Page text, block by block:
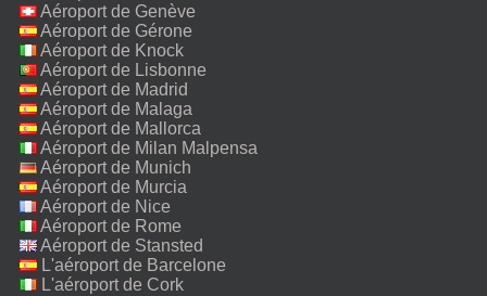
Aéroport de Genève
Aéroport de Gérone
Aéroport de Knock
Aéroport de Lisbonne
Aéroport de Madrid
Aéroport de Malaga
Aéroport de Mallorca
Aéroport de Milan Malpensa
Aéroport de Munich
Aéroport de Murcia
Aéroport de Nice
Aéroport de Rome
Fiumicino
Aéroport de Stansted
L'aéroport de Barcelone
L'aéroport de Cork